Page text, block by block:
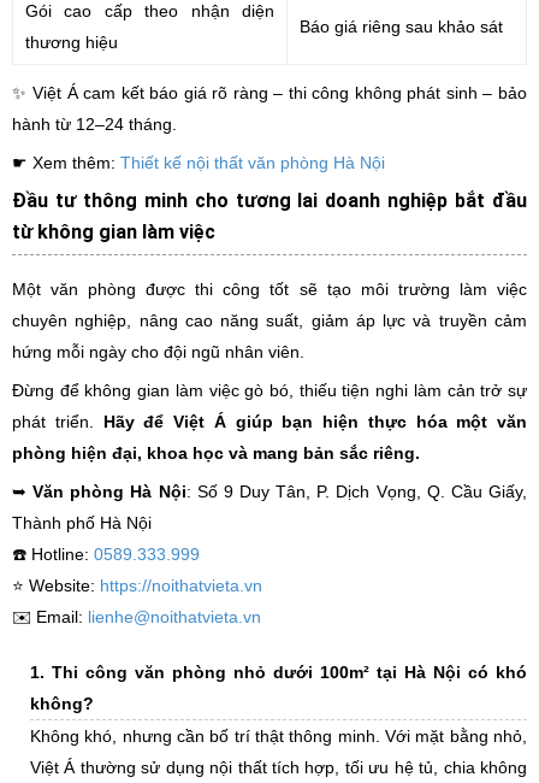
Gói cao cấp theo nhận diện
thương hiệu
Báo giá riêng sau khảo sát
✨ Việt Á cam kết báo giá rõ ràng – thi công không phát sinh – bảo
hành từ 12–24 tháng.
☛ Xem thêm: Thiết kế nội thất văn phòng Hà Nội
Đầu tư thông minh cho tương lai doanh nghiệp bắt đầu
từ không gian làm việc
Một văn phòng được thi công tốt sẽ tạo môi trường làm việc
chuyên nghiệp, nâng cao năng suất, giảm áp lực và truyền cảm
hứng mỗi ngày cho đội ngũ nhân viên.
Đừng để không gian làm việc gò bó, thiếu tiện nghi làm cản trở sự
phát triển. Hãy để Việt Á giúp bạn hiện thực hóa một văn
phòng hiện đại, khoa học và mang bản sắc riêng.
➥Văn phòng Hà Nội: Số 9 Duy Tân, P. Dịch Vọng, Q. Cầu Giấy,
Thành phố Hà Nội
☎️ Hotline: 0589.333.999
⭐️ Website: https://noithatvieta.vn
✉️ Email: lienhe@noithatvieta.vn
1. Thi công văn phòng nhỏ dưới 100m² tại Hà Nội có khó
không?
Không khó, nhưng cần bố trí thật thông minh. Với mặt bằng nhỏ,
Việt Á thường sử dụng nội thất tích hợp, tối ưu hệ tủ, chia không